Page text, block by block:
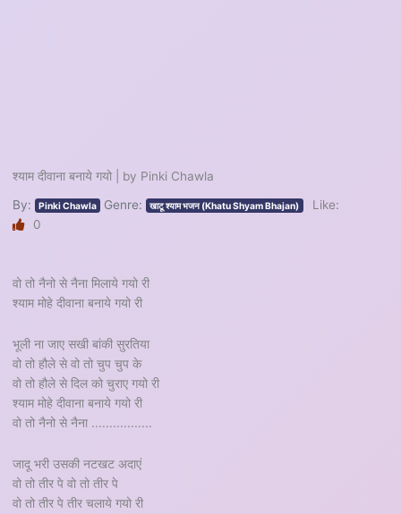
श्याम दीवाना बनाये गयो | by Pinki Chawla
By: Pinki Chawla Genre: खाटू श्याम भजन (Khatu Shyam Bhajan)
Like:
0
वो तो नैनो से नैना मिलाये गयो री
श्याम मोहे दीवाना बनाये गयो री
भूली ना जाए सखी बांकी सुरतिया
वो तो हौले से वो तो चुप चुप के
वो तो हौले से दिल को चुराए गयो री
श्याम मोहे दीवाना बनाये गयो री
वो तो नैनो से नैना .................
जादू भरी उसकी नटखट अदाएं
वो तो तीर पे वो तो तीर पे
वो तो तीर पे तीर चलाये गयो री